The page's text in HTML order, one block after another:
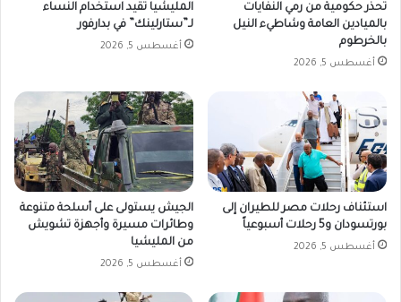
تحذر حكومية من رمي النفايات
بالميادين العامة وشاطيء النيل
بالخرطوم
أغسطس 5, 2026
المليشيا تقّيد استخدام النساء
لـ”ستارلينك” في بدارفور
أغسطس 5, 2026
استئناف رحلات مصر للطيران إلى
بورتسودان و5 رحلات أسبوعياً
أغسطس 5, 2026
الجيش يستولى على أسلحة متنوعة
وطائرات مسيرة وأجهزة تشويش
من المليشيا
أغسطس 5, 2026